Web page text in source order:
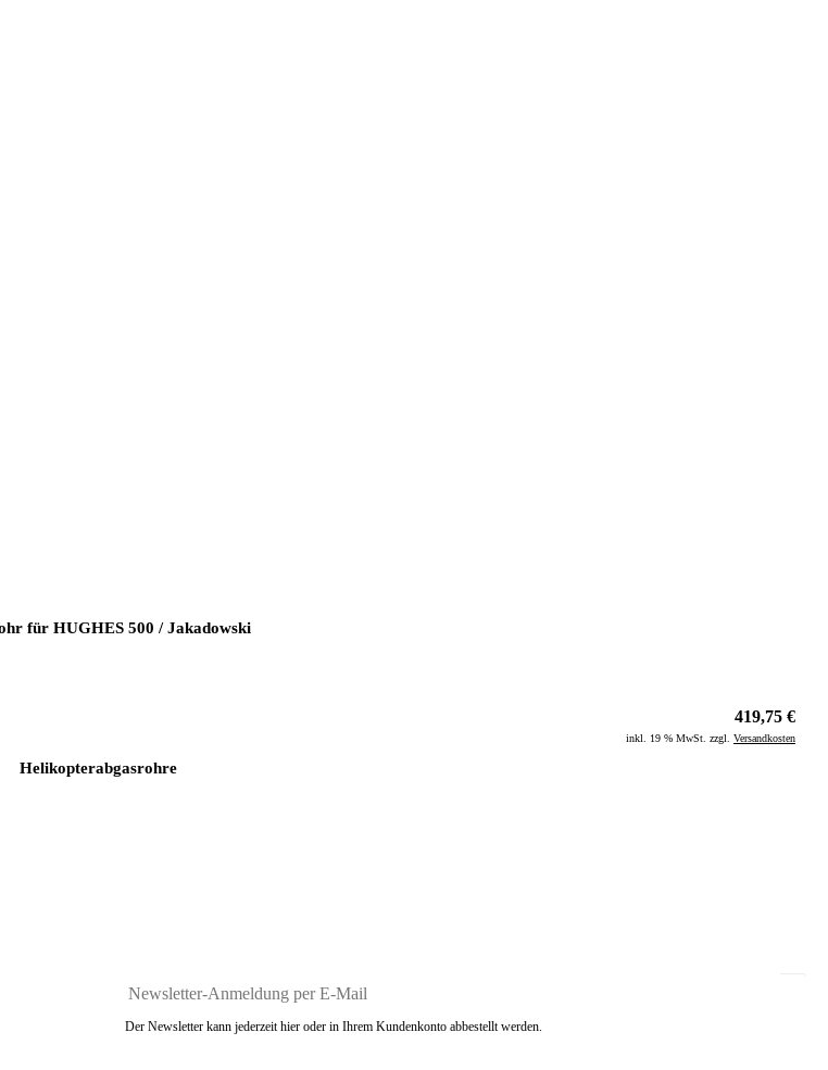
für HUGHES 500 / Jakadowski
419,75 €
inkl. 19 % MwSt. zzgl. Versandkosten
Helikopterabgasrohre
Der Newsletter kann jederzeit hier oder in Ihrem Kundenkonto abbestellt werden.